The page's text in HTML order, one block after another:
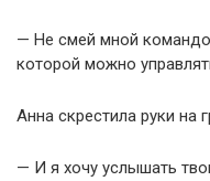
— Не смей мной
которой можно
Анна скрестила руки на
— И я хочу услышать